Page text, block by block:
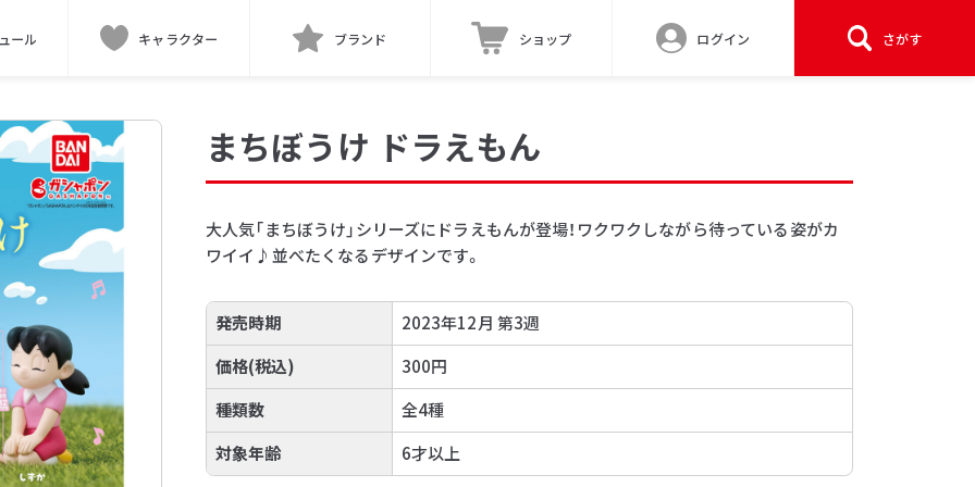
ール キャラクター ブランド ショップ ログイン さがす
まちぼうけ ドラえもん
大人気「まちぼうけ」シリーズにドラえもんが登場！ワクワクしながら待っている姿がカ
ワイイ♪並べたくなるデザインです。
発売時期
2023年12月 第3週
価格(税込)
300円
種類数
全4種
対象年齢
6才以上